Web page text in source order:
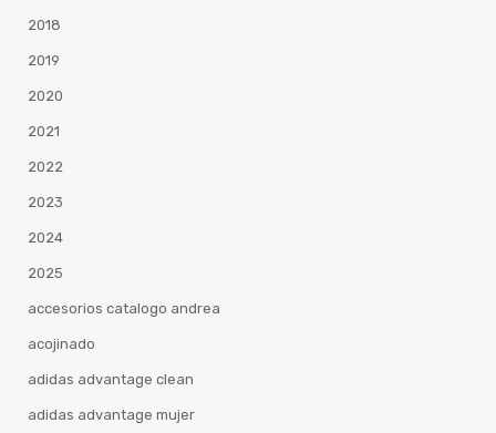
2018
2019
2020
2021
2022
2023
2024
2025
accesorios catalogo andrea
acojinado
adidas advantage clean
adidas advantage mujer